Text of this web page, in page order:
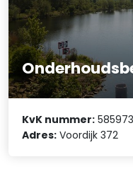
KvK nummer:
Adres: Voordijk 372